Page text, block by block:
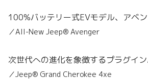
100%バッテリー式EVモデル、アベ
／All-New Jeep® Avenger
次世代への進化を象徴するプラグイ
／Jeep® Grand Cherokee 4xe